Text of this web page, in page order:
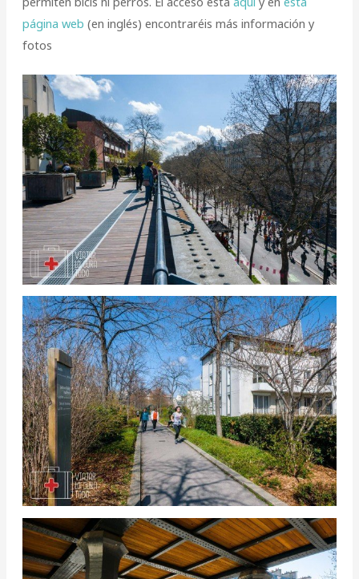
página web (en inglés) encontraréis más información y
fotos